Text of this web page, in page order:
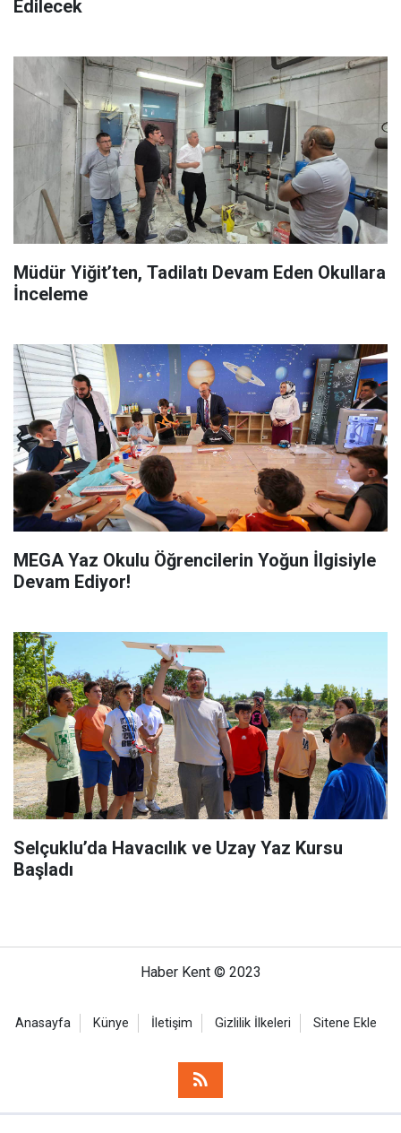
Edilecek
Müdür Yiğit’ten, Tadilatı Devam Eden Okullara
İnceleme
MEGA Yaz Okulu Öğrencilerin Yoğun İlgisiyle
Devam Ediyor!
Selçuklu’da Havacılık ve Uzay Yaz Kursu
Başladı
Haber Kent © 2023
Anasayfa Künye İletişim Gizlilik İlkeleri Sitene Ekle